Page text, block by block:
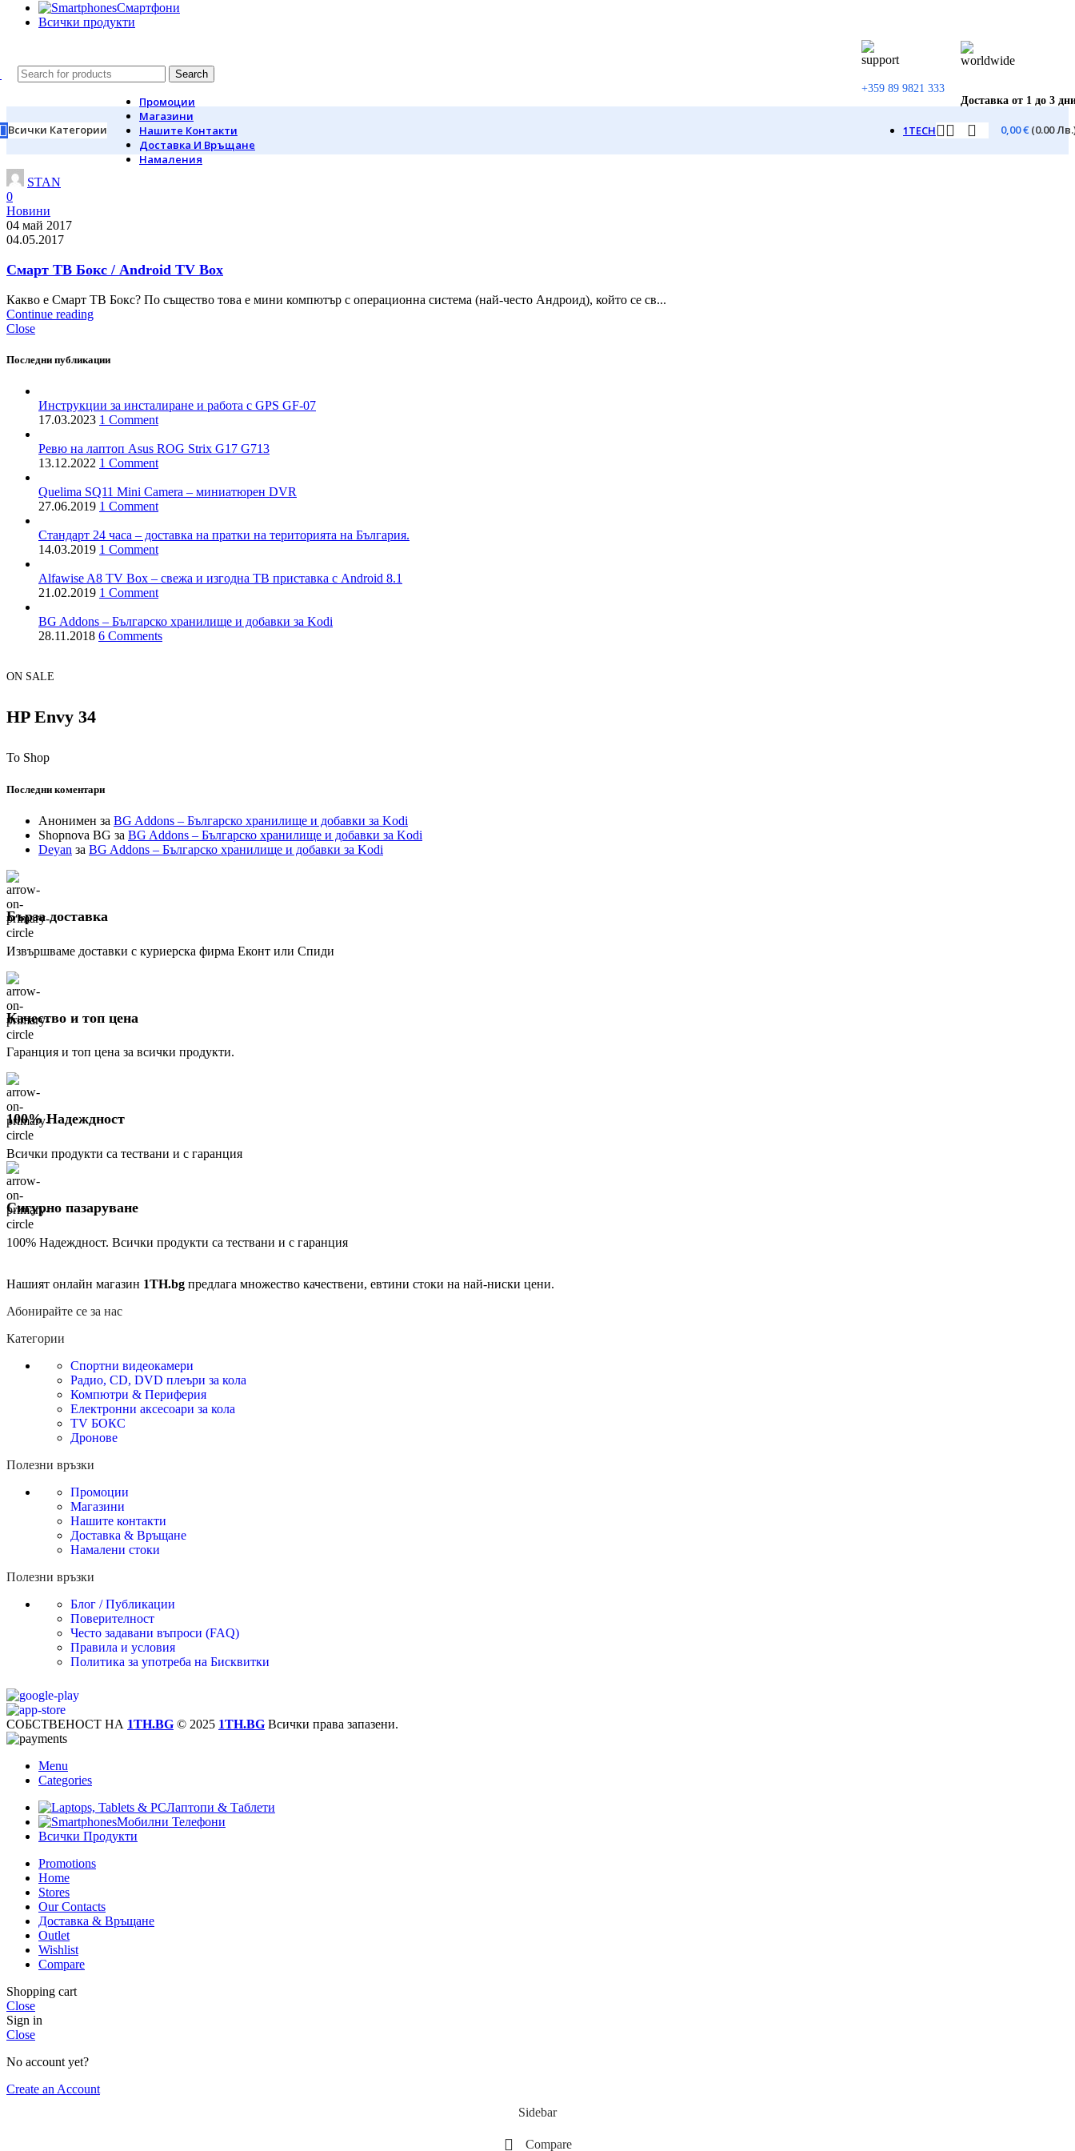
Смартфони
Всички продукти
Search
+359 89 9821 333
Доставка от 1 до 3
Всички Категории
Промоции
Магазини
Нашите Контакти
Доставка И Връщане
Намаления
1TECH 0,00€ (0.00
STAN
0
Новини
04 май 2017
04.05.2017
Смарт ТВ Бокс / Android TV Box
Какво е Смарт ТВ Бокс? По същество това e мини компютър с операционна система (най-често Андроид), който се св...
Continue reading
Close
Последни публикации
Инструкции за инсталиране и работа с GPS GF-07
17.03.2023 1 Comment
Ревю на лаптоп Asus ROG Strix G17 G713
13.12.2022 1 Comment
Quelima SQ11 Mini Camera – миниатюрен DVR
27.06.2019 1 Comment
Стандарт 24 часа – доставка на пратки на територията на България.
14.03.2019 1 Comment
Alfawise A8 TV Box – свежа и изгодна ТВ приставка с Android 8.1
21.02.2019 1 Comment
BG Addons – Българско хранилище и добавки за Kodi
28.11.2018 6 Comments
ON SALE
HP Envy 34
To Shop
Последни коментари
Анонимен за BG Addons – Българско хранилище и добавки за Kodi
Shopnova BG за BG Addons – Българско хранилище и добавки за Kodi
Deyan за BG Addons – Българско хранилище и добавки за Kodi
Бърза доставка
Извършваме доставки с куриерска фирма Еконт или Спиди
Качество и топ цена
Гаранция и топ цена за всички продукти.
100% Надеждност
Всички продукти са тествани и с гаранция
Сигурно пазаруване
100% Надеждност. Всички продукти са тествани и с гаранция
Нашият онлайн магазин 1TH.bg предлага множество качествени, евтини стоки на най-ниски цени.
Абонирайте се за нас
Категории
Спортни видеокамери
Радио, CD, DVD плеъри за кола
Компютри & Периферия
Електронни аксесоари за кола
TV БОКС
Дронове
Полезни връзки
Промоции
Магазини
Нашите контакти
Доставка & Връщане
Намалени стоки
Полезни връзки
Блог / Публикации
Поверителност
Често задавани въпроси (FAQ)
Правила и условия
Политика за употреба на Бисквитки
СОБСТВЕНОСТ НА 1TH.BG © 2025 1TH.BG Всички права запазени.
Menu
Categories
Лаптопи & Таблети
Мобилни Телефони
Всички Продукти
Promotions
Home
Stores
Our Contacts
Доставка & Връщане
Outlet
Wishlist
Compare
Shopping cart
Close
Sign in
Close
No account yet?
Create an Account
Sidebar
Compare